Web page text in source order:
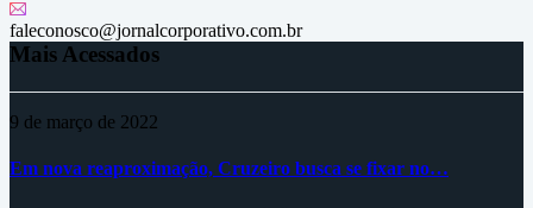
faleconosco@jornalcorporativo.com.br
Mais Acessados
9 de março de 2022
Em nova reaproximação, Cruzeiro busca se fixar no…